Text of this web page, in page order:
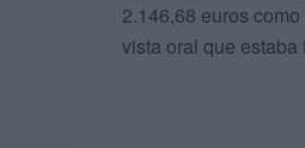
2.146,68 euros
vista oral que